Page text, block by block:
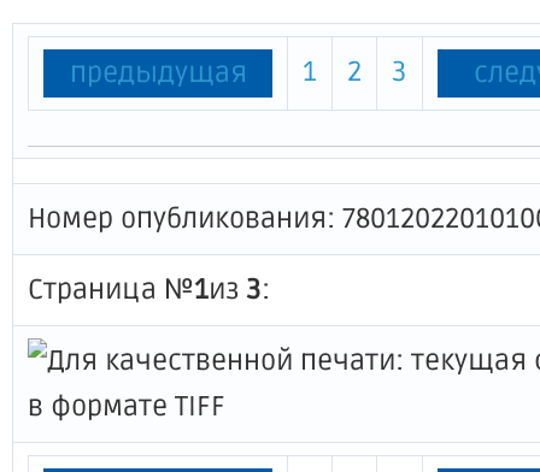
предыдущая 1 2 3
Номер опубликования:
Страница №1из 3: